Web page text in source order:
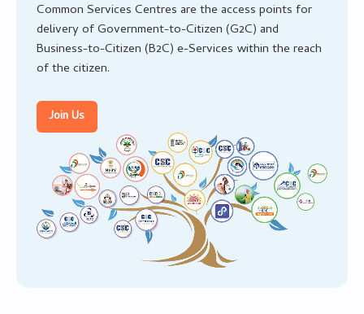
RTL Mode
Rich Results Test
PageSpeed Insights
Common Services Centres are the access points for
delivery of Government-to-Citizen (G2C) and
Business-to-Citizen (B2C) e-Services within the reach
of the citizen.
Join Us